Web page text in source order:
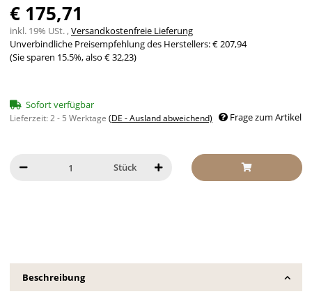
€ 175,71
inkl. 19% USt. ,Versandkostenfreie Lieferung
Unverbindliche Preisempfehlung des Herstellers:€ 207,94
(Sie sparen 15.5%, also € 32,23)
Sofort verfügbar
Lieferzeit:2 - 5 Werktage (DE - Ausland abweichend) Frage zum Artikel
Stück
Beschreibung